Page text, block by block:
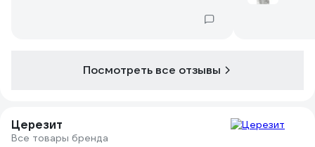
Посмотреть все отзывы
Церезит
Все товары бренда